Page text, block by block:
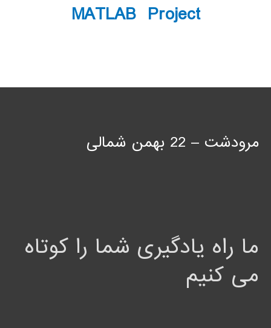
MATLAB Project
مرودشت – 22 بهمن شمالی
ما راه یادگیری شما را کوتاه
می کنیم